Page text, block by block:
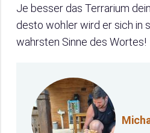
Je besser das Terrarium
desto wohler wird er sich in
wahrsten Sinne des Wortes!